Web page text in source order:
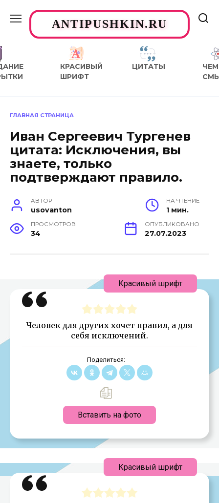
содержаниюANTIPUSHKIN.RU
КРАСИВЫЙ
ШРИФТ
ЦИТАТЫ
ЧЕМ
ГЛАВНАЯ СТРАНИЦА
Иван Сергеевич Тургенев
цитата: Исключения, вы
знаете, только
подтверждают правило.
АВТОР
usovanton
НА ЧТЕНИЕ
1 мин.
ПРОСМОТРОВ
34
ОПУБЛИКОВАНО
27.07.2023
Человек для других хочет правил, а для
себя исключений.
Поделиться:
Вставить на фото
Красивый шрифт
Красивый шрифт